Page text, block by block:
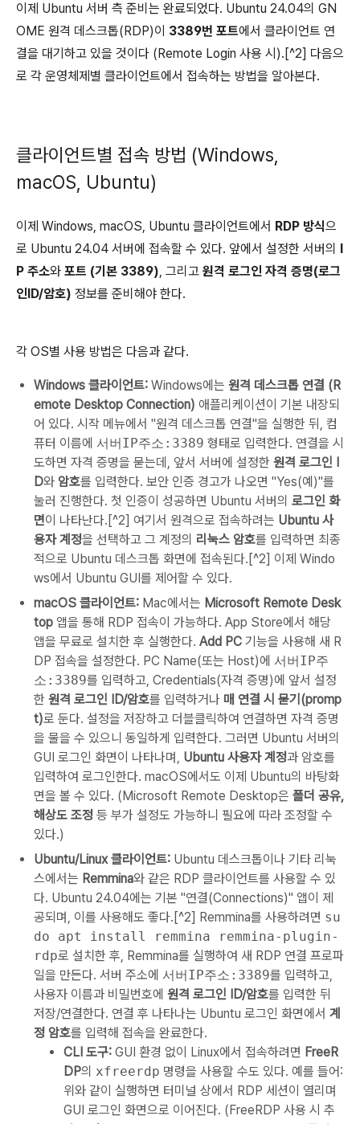
이제 Ubuntu 서버 측 준비는 완료되었다. Ubuntu 24.04의 GN
OME 원격 데스크톱(RDP)이 3389번 포트에서 클라이언트 연
결을 대기하고 있을 것이다 (Remote Login 사용 시).[^2] 다음으
로 각 운영체제별 클라이언트에서 접속하는 방법을 알아본다.
클라이언트별 접속 방법 (Windows,
macOS, Ubuntu)
이제 Windows, macOS, Ubuntu 클라이언트에서 RDP 방식으
로 Ubuntu 24.04 서버에 접속할 수 있다. 앞에서 설정한 서버의 I
P 주소와 포트 (기본 3389), 그리고 원격 로그인 자격 증명(로그
인ID/암호) 정보를 준비해야 한다.
각 OS별 사용 방법은 다음과 같다.
Windows 클라이언트: Windows에는 원격 데스크톱 연결 (R
emote Desktop Connection) 애플리케이션이 기본 내장되
어 있다. 시작 메뉴에서 "원격 데스크톱 연결"을 실행한 뒤, 컴
퓨터 이름에 서버IP주소:3389 형태로 입력한다. 연결을 시
도하면 자격 증명을 묻는데, 앞서 서버에 설정한 원격 로그인 I
D와 암호를 입력한다. 보안 인증 경고가 나오면 "Yes(예)"를
눌러 진행한다. 첫 인증이 성공하면 Ubuntu 서버의 로그인 화
면이 나타난다.[^2] 여기서 원격으로 접속하려는 Ubuntu 사
용자 계정을 선택하고 그 계정의 리눅스 암호를 입력하면 최종
적으로 Ubuntu 데스크톱 화면에 접속된다.[^2] 이제 Windo
ws에서 Ubuntu GUI를 제어할 수 있다.
macOS 클라이언트: Mac에서는 Microsoft Remote Desk
top 앱을 통해 RDP 접속이 가능하다. App Store에서 해당
앱을 무료로 설치한 후 실행한다. Add PC 기능을 사용해 새 R
DP 접속을 설정한다. PC Name(또는 Host)에 서버IP주
소:3389를 입력하고, Credentials(자격 증명)에 앞서 설정
한 원격 로그인 ID/암호를 입력하거나 매 연결 시 묻기(promp
t)로 둔다. 설정을 저장하고 더블클릭하여 연결하면 자격 증명
을 물을 수 있으니 동일하게 입력한다. 그러면 Ubuntu 서버의
GUI 로그인 화면이 나타나며, Ubuntu 사용자 계정과 암호를
입력하여 로그인한다. macOS에서도 이제 Ubuntu의 바탕화
면을 볼 수 있다. (Microsoft Remote Desktop은 폴더 공유,
해상도 조정 등 부가 설정도 가능하니 필요에 따라 조정할 수
있다.)
Ubuntu/Linux 클라이언트: Ubuntu 데스크톱이나 기타 리눅
스에서는 Remmina와 같은 RDP 클라이언트를 사용할 수 있
다. Ubuntu 24.04에는 기본 "연결(Connections)" 앱이 제
공되며, 이를 사용해도 좋다.[^2] Remmina를 사용하려면 su
do apt install remmina remmina-plugin-
rdp로 설치한 후, Remmina를 실행하여 새 RDP 연결 프로파
일을 만든다. 서버 주소에 서버IP주소:3389를 입력하고,
사용자 이름과 비밀번호에 원격 로그인 ID/암호를 입력한 뒤
저장/연결한다. 연결 후 나타나는 Ubuntu 로그인 화면에서 계
정 암호를 입력해 접속을 완료한다.
CLI 도구: GUI 환경 없이 Linux에서 접속하려면 FreeR
DP의 xfreerdp 명령을 사용할 수도 있다. 예를 들어:
위와 같이 실행하면 터미널 상에서 RDP 세션이 열리며
GUI 로그인 화면으로 이어진다. (FreeRDP 사용 시 추